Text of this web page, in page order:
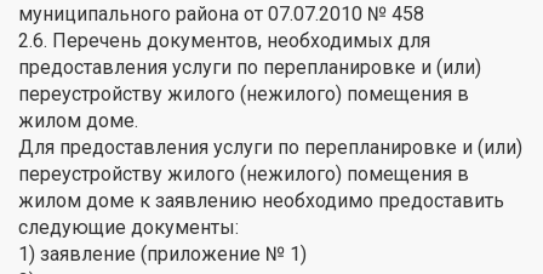
муниципального района от 07.07.2010 № 458
2.6. Перечень документов, необходимых для
предоставления услуги по перепланировке и (или)
переустройству жилого (нежилого) помещения в
жилом доме.
Для предоставления услуги по перепланировке и (или)
переустройству жилого (нежилого) помещения в
жилом доме к заявлению необходимо предоставить
следующие документы:
1) заявление (приложение № 1)